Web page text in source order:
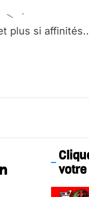
plus si
Pierre Lacôte
Velin)